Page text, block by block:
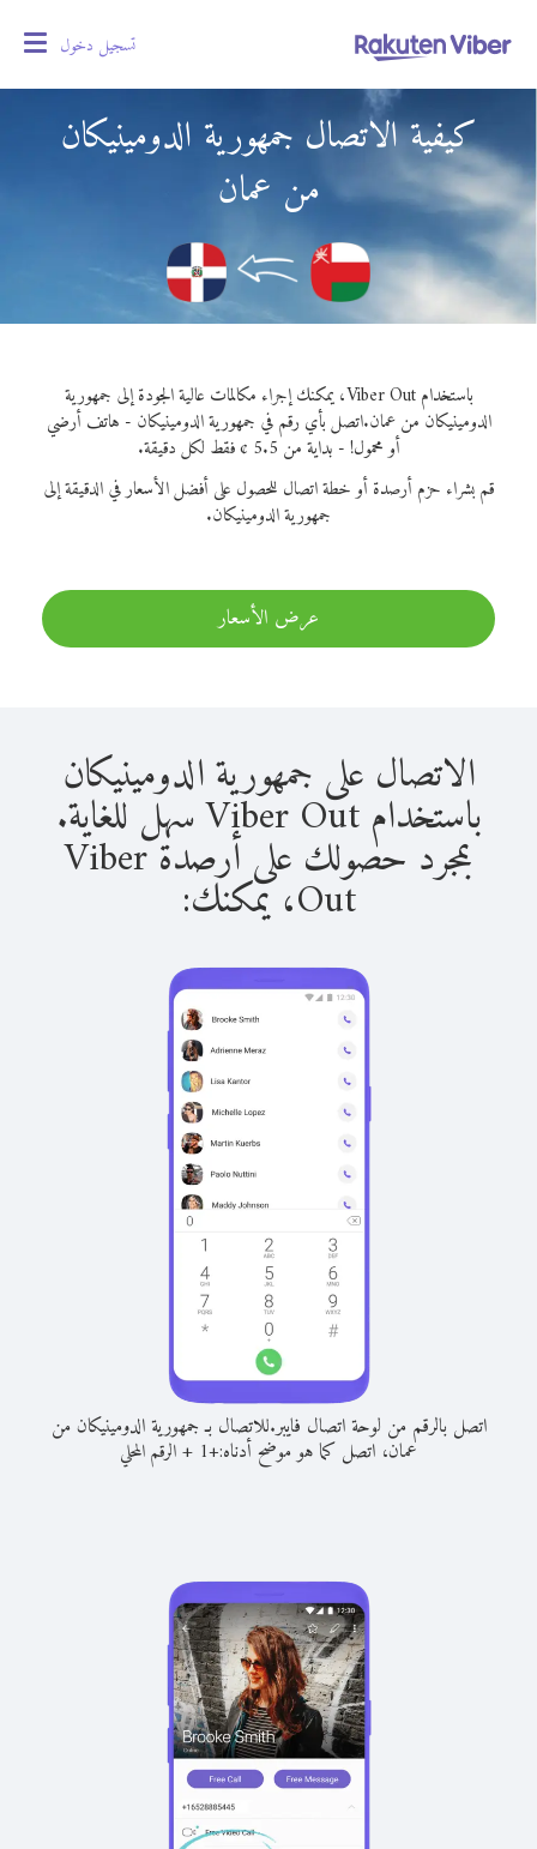
تسجيل دخول
كيفية الاتصال جمهورية الدومينيكان
من عمان
باستخدام Viber Out، يمكنك إجراء مكالمات عالية الجودة إلى جمهورية
الدومينيكان من عمان.اتصل بأي رقم في جمهورية الدومينيكان - هاتف أرضي
أو محمول! - بداية من 5.5 ¢ فقط لكل دقيقة.
قم بشراء حزم أرصدة أو خطة اتصال للحصول على أفضل الأسعار في الدقيقة إلى
جمهورية الدومينيكان.
عرض الأسعار
الاتصال على جمهورية الدومينيكان
باستخدام Viber Out سهل للغاية.
بمجرد حصولك على أرصدة Viber
Out، يمكنك:
اتصل بالرقم من لوحة اتصال فايبر.للاتصال بـ جمهورية الدومينيكان من
عمان، اتصل كما هو موضح أدناه:+
1
+الرقم المحلي